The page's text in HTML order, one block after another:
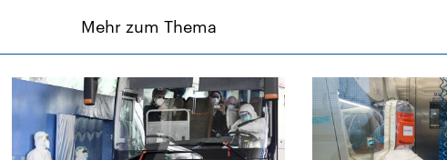
Mehr zum Thema